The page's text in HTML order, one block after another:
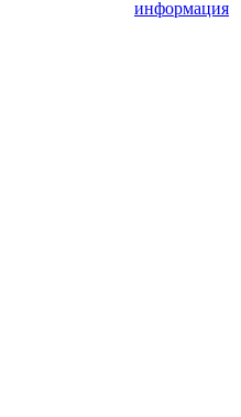
информация